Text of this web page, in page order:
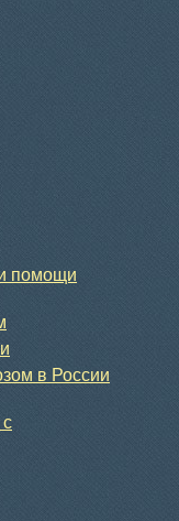
помощи
в России